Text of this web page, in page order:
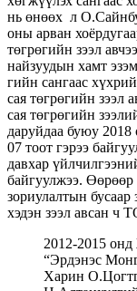
нь өнөөх л
оны арван
төгрөгийн зээл
найзуудын хамт
гийн сангаас
сая төгрөгийн
сая төгрөгийн
даруйдаа буюу
07 тоот гэрээ
давхар
байгуулжээ. Өөрөөр
зориулалтын
хэдэн зээл авсан ч
2012-2015
“Эрдэнэс
Харин